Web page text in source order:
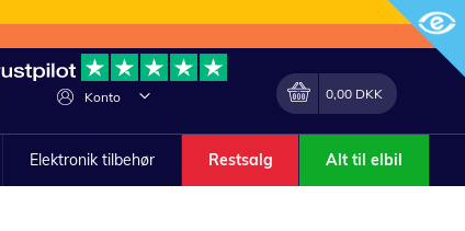
Konto
Lave
Min indkøbskurv
0,00 DKK
Elektronik tilbehør Restsalg Alt til elbil